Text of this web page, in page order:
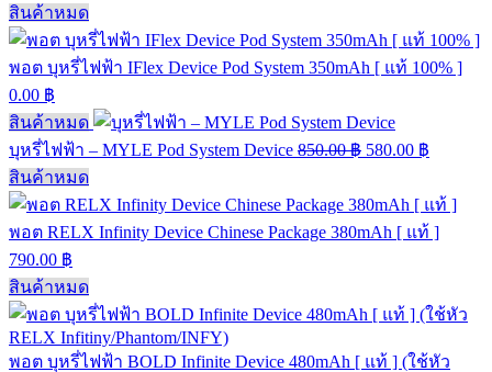
สินค้าหมด
พอต บุหรี่ไฟฟ้า IFlex Device Pod System 350mAh [ แท้ 100% ]
0.00 ฿
สินค้าหมด
บุหรี่ไฟฟ้า – MYLE Pod System Device 850.00฿ 580.00 ฿
สินค้าหมด
พอต RELX Infinity Device Chinese Package 380mAh [ แท้ ]
790.00 ฿
สินค้าหมด
พอต บุหรี่ไฟฟ้า BOLD Infinite Device 480mAh [ แท้ ] (ใช้หัว